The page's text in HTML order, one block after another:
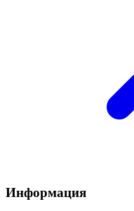
Информация